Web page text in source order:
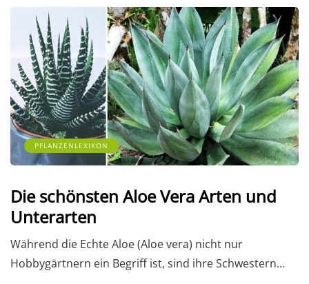
PFLANZENLEXIKON
Die schönsten Aloe Vera Arten und
Unterarten
Während die Echte Aloe (Aloe vera) nicht nur
Hobbygärtnern ein Begriff ist, sind ihre Schwestern…